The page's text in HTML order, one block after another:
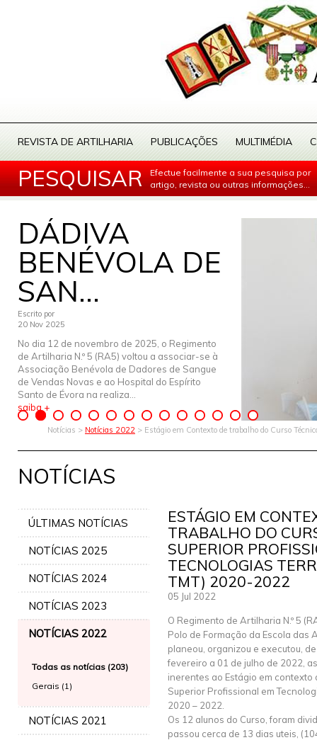
REVISTA DE ARTILHARIA PUBLICAÇÕES MULTIMÉDIA
PESQUISAR
Efectue facilmente a sua pesquisa por
artigo, revista ou outras informações...
DÁDIVA
BENÉVOLA DE
SAN...
Escrito por
20 Nov 2025
No dia 12 de novembro de 2025, o Regimento
de Artilharia N.º 5 (RA5) voltou a associar-se à
Associação Benévola de Dadores de Sangue
de Vendas Novas e ao Hospital do Espírito
Santo de Évora na realiza...
saiba +
Notícias > Notícias 2022 > Estágio em Contexto de trabalho do Curso
NOTÍCIAS
ÚLTIMAS NOTÍCIAS
NOTÍCIAS 2025
NOTÍCIAS 2024
NOTÍCIAS 2023
NOTÍCIAS 2022
Todas as notícias (203)
Gerais (1)
NOTÍCIAS 2021
ESTÁGIO EM
TRABALHO DO
SUPERIOR
TECNOLOGIAS
TMT) 2020-2022
05 Jul 2022
O Regimento de Artilharia N.º 5
Polo de Formação da Escola das
planeou, organizou e executou,
fevereiro a 01 de julho de 2022,
inerentes ao Estágio em contexto
Superior Profissional em
2020 – 2022.
Os 12 alunos do Curso, foram
passou cerca de 13 dias uteis,